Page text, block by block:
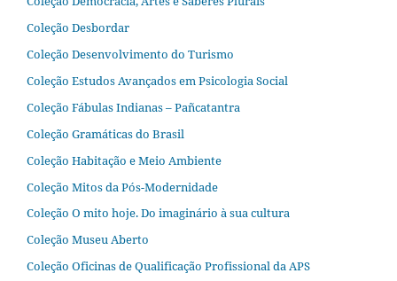
Coleção Desbordar
Coleção Desenvolvimento do Turismo
Coleção Estudos Avançados em Psicologia Social
Coleção Fábulas Indianas – Pañcatantra
Coleção Gramáticas do Brasil
Coleção Habitação e Meio Ambiente
Coleção Mitos da Pós-Modernidade
Coleção O mito hoje. Do imaginário à sua cultura
Coleção Museu Aberto
Coleção Oficinas de Qualificação Profissional da APS